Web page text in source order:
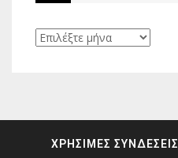
Ιστορικό
ΧΡΗΣΙΜΕΣ ΣΥΝΔΕΣΕΙΣ